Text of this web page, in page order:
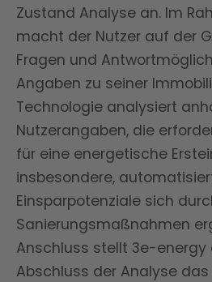
Zustand Analyse an. Im
macht der Nutzer auf der
Fragen und
Angaben zu seiner
Technologie analysiert
Nutzerangaben, die
für eine energetische
insbesondere,
Einsparpotenziale sich
Sanierungsmaßnahmen
Anschluss stellt 3e-energy
Abschluss der Analyse